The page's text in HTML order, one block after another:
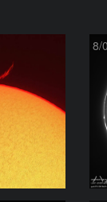
8/
ハ